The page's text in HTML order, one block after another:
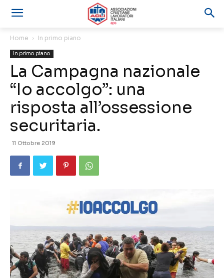
Home In primo piano
In primo piano
La Campagna nazionale
“Io accolgo”: una
risposta all’ossessione
securitaria.
11 Ottobre 2019